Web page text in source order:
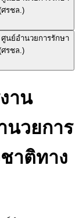
าน
นวยการ
าติทาง